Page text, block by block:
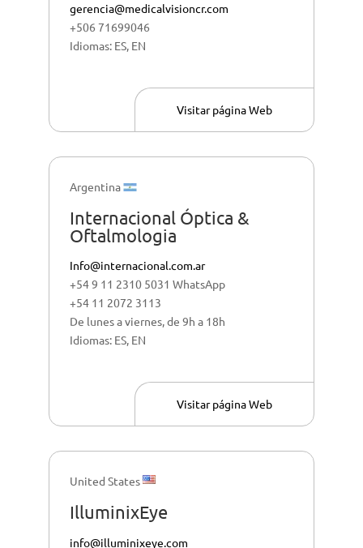
gerencia@medicalvisioncr.com
+506 71699046
Idiomas: ES, EN
Visitar página Web
Argentina
Internacional Óptica &
Oftalmologia
Info@internacional.com.ar
+54 9 11 2310 5031 WhatsApp
+54 11 2072 3113
De lunes a viernes, de 9h a 18h
Idiomas: ES, EN
Visitar página Web
United States
IlluminixEye
info@illuminixeye.com